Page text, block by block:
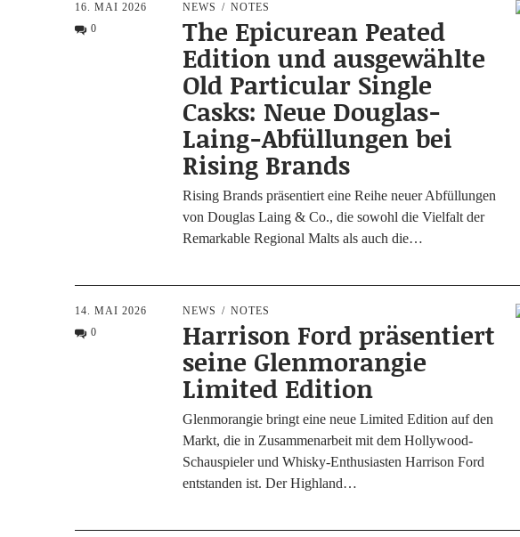
16. MAI 2026
0
NEWS NOTES
The Epicurean Peated
Edition und ausgewählte
Old Particular Single
Casks: Neue Douglas-
Laing-Abfüllungen bei
Rising Brands
Rising Brands prä­sen­tiert eine Rei­he neu­er Abfül­lun­gen
von Dou­glas Laing & Co., die sowohl die Viel­falt der
Remar­kab­le Regio­nal Malts als auch die…
14. MAI 2026
0
NEWS NOTES
Harrison Ford präsentiert
seine Glenmorangie
Limited Edition
Glen­mo­ran­gie bringt eine neue Limi­t­ed Edi­ti­on auf den
Markt, die in Zusam­men­ar­beit mit dem Hol­­ly­­wood-
Schau­­spie­­ler und Whis­ky-Ent­hu­­si­as­­ten Har­ri­son Ford
ent­stan­den ist. Der Highland…